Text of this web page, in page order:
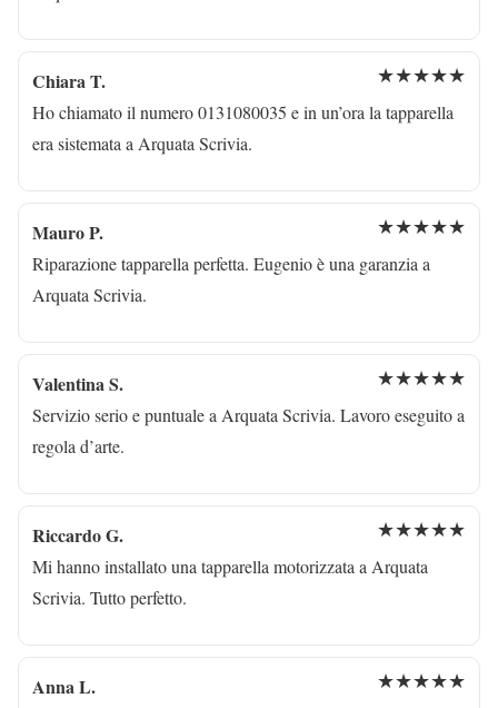
Chiara T. ★★★★★
Ho chiamato il numero 0131080035 e in un’ora la tapparella
era sistemata a Arquata Scrivia.
Mauro P. ★★★★★
Riparazione tapparella perfetta. Eugenio è una garanzia a
Arquata Scrivia.
Valentina S. ★★★★★
Servizio serio e puntuale a Arquata Scrivia. Lavoro eseguito a
regola d’arte.
Riccardo G. ★★★★★
Mi hanno installato una tapparella motorizzata a Arquata
Scrivia. Tutto perfetto.
Anna L. ★★★★★